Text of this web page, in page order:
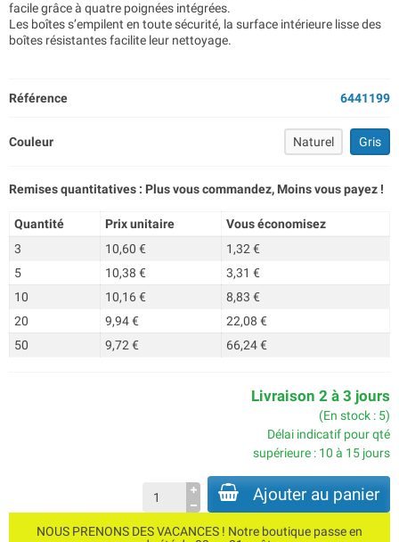
facile grâce à quatre poignées intégrées.
Les boîtes s’empilent en toute sécurité, la surface intérieure lisse des
boîtes résistantes facilite leur nettoyage.
Référence 6441199
Couleur Naturel Gris
Remises quantitatives : Plus vous commandez, Moins vous payez !
Quantité Prix unitaire
Vous économisez
3
10,60 €
1,32 €
5
10,38 €
3,31 €
10
10,16 €
8,83 €
20
9,94 €
22,08 €
50
9,72 € 66,24 €
Livraison 2 à 3 jours
(En stock : 5)
Délai indicatif pour qté
supérieure : 10 à 15 jours
Ajouter au panier
NOUS PRENONS DES VACANCES ! Notre boutique passe en